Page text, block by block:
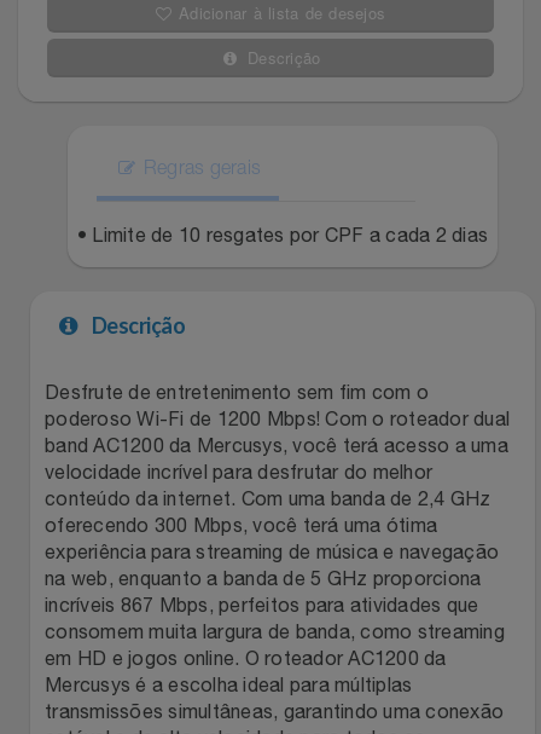
Celulares E Smartphone
Cosméticos
Eletrodomésticos
Eletroportáteis
Esportes
Experiências
Ferramentas
Filmes
Informática
Jardim
Electrolux
Gama Italy
Giftty
Havanna
Jbl
Lity
Loccitane Au Bresil
Loccitane En Provence
Extra
John John
Le Lis
Magalu
Natura
Netshoes
Pet Love Saúde
Ponto Frio
Adicionar à lista de desejos
Descrição
Regras gerais
• Limite de 10 resgates por CPF a cada 2 dias
Descrição
Desfrute de entretenimento sem fim com o
poderoso Wi-Fi de 1200 Mbps! Com o roteador dual
band AC1200 da Mercusys, você terá acesso a uma
velocidade incrível para desfrutar do melhor
conteúdo da internet. Com uma banda de 2,4 GHz
oferecendo 300 Mbps, você terá uma ótima
experiência para streaming de música e navegação
na web, enquanto a banda de 5 GHz proporciona
incríveis 867 Mbps, perfeitos para atividades que
consomem muita largura de banda, como streaming
em HD e jogos online. O roteador AC1200 da
Mercusys é a escolha ideal para múltiplas
transmissões simultâneas, garantindo uma conexão